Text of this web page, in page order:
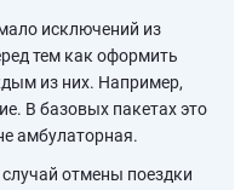
исключений из
тем как оформить
из них. Например,
В базовых пакетах это
амбулаторная.
отмены поездки